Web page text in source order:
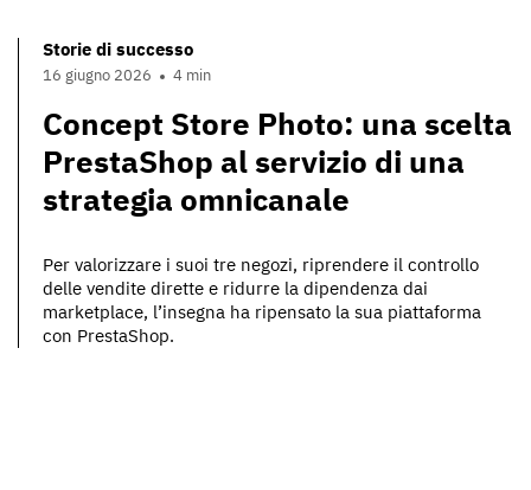
Storie di successo
16 giugno 2026 4 min
Concept Store Photo: una scelta
PrestaShop al servizio di una
strategia omnicanale
Per valorizzare i suoi tre negozi, riprendere il controllo
delle vendite dirette e ridurre la dipendenza dai
marketplace, l’insegna ha ripensato la sua piattaforma
con PrestaShop.